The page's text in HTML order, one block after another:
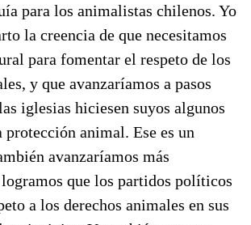
para los animalistas chilenos. Yo
la creencia de que necesitamos
para fomentar el respeto de los
y que avanzaríamos a pasos
iglesias hiciesen suyos algunos
animal. Ese es un
avanzaríamos más
que los partidos políticos
a los derechos animales en sus